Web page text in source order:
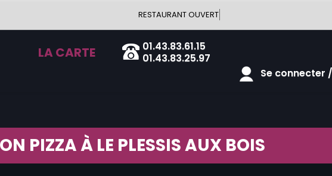
RESTAURANT OUVERT
LA CARTE
01.43.83.61.15
01.43.83.25.97
Se connecter
PIZZA À LE PLESSIS AUX BOIS